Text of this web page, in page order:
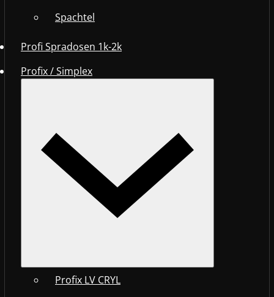
Spachtel
Profi Spradosen 1k-2k
Profix / Simplex
Profix LV CRYL